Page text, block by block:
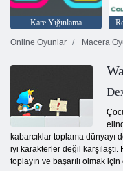
Kare Yığınlama
Online Oyunlar
Macera
kabarcıklar toplama dünyayı
iyi karakterler değil
toplayın ve başarılı olmak için